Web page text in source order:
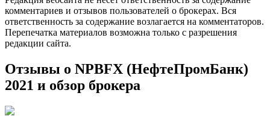
комментариев и отзывов пользователей о брокерах. Вся
ответственность за содержание возлагается на комментаторов.
Перепечатка материалов возможна только с разрешения
редакции сайта.
Отзывы о NPBFX (НефтеПромБанк)
2021 и обзор брокера